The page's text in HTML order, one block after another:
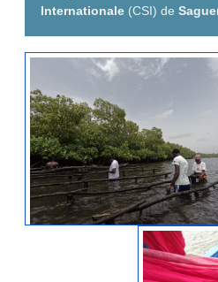
Internationale (CSI) de